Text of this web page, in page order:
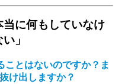
当に何もしていなけ
」
とはないのですか？ま
け出しますか？